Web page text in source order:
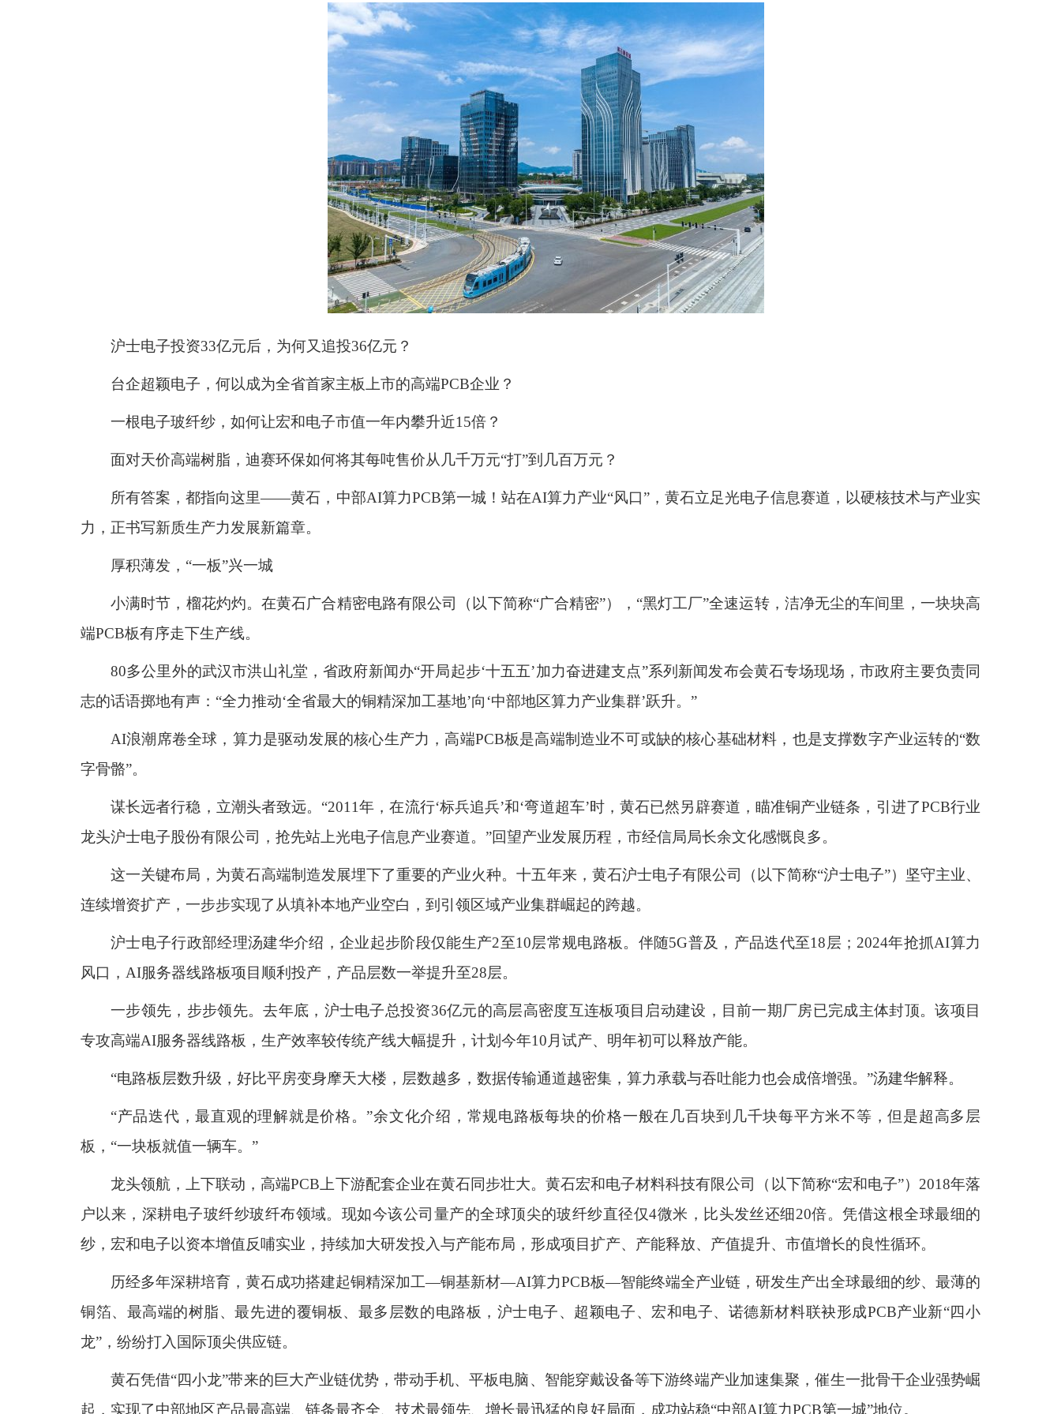
沪士电子投资33亿元后，为何又追投36亿元？
台企超颖电子，何以成为全省首家主板上市的高端PCB企业？
一根电子玻纤纱，如何让宏和电子市值一年内攀升近15倍？
面对天价高端树脂，迪赛环保如何将其每吨售价从几千万元“打”到几百万元？
所有答案，都指向这里——黄石，中部AI算力PCB第一城！站在AI算力产业“风口”，黄石立足光电子信息赛道，以硬核技术与产业实
力，正书写新质生产力发展新篇章。
厚积薄发，“一板”兴一城
小满时节，榴花灼灼。在黄石广合精密电路有限公司（以下简称“广合精密”），“黑灯工厂”全速运转，洁净无尘的车间里，一块块高
端PCB板有序走下生产线。
80多公里外的武汉市洪山礼堂，省政府新闻办“开局起步‘十五五’加力奋进建支点”系列新闻发布会黄石专场现场，市政府主要负责同
志的话语掷地有声：“全力推动‘全省最大的铜精深加工基地’向‘中部地区算力产业集群’跃升。”
AI浪潮席卷全球，算力是驱动发展的核心生产力，高端PCB板是高端制造业不可或缺的核心基础材料，也是支撑数字产业运转的“数
字骨骼”。
谋长远者行稳，立潮头者致远。“2011年，在流行‘标兵追兵’和‘弯道超车’时，黄石已然另辟赛道，瞄准铜产业链条，引进了PCB行业
龙头沪士电子股份有限公司，抢先站上光电子信息产业赛道。”回望产业发展历程，市经信局局长余文化感慨良多。
这一关键布局，为黄石高端制造发展埋下了重要的产业火种。十五年来，黄石沪士电子有限公司（以下简称“沪士电子”）坚守主业、
连续增资扩产，一步步实现了从填补本地产业空白，到引领区域产业集群崛起的跨越。
沪士电子行政部经理汤建华介绍，企业起步阶段仅能生产2至10层常规电路板。伴随5G普及，产品迭代至18层；2024年抢抓AI算力
风口，AI服务器线路板项目顺利投产，产品层数一举提升至28层。
一步领先，步步领先。去年底，沪士电子总投资36亿元的高层高密度互连板项目启动建设，目前一期厂房已完成主体封顶。该项目
专攻高端AI服务器线路板，生产效率较传统产线大幅提升，计划今年10月试产、明年初可以释放产能。
“电路板层数升级，好比平房变身摩天大楼，层数越多，数据传输通道越密集，算力承载与吞吐能力也会成倍增强。”汤建华解释。
“产品迭代，最直观的理解就是价格。”余文化介绍，常规电路板每块的价格一般在几百块到几千块每平方米不等，但是超高多层
板，“一块板就值一辆车。”
龙头领航，上下联动，高端PCB上下游配套企业在黄石同步壮大。黄石宏和电子材料科技有限公司（以下简称“宏和电子”）2018年落
户以来，深耕电子玻纤纱玻纤布领域。现如今该公司量产的全球顶尖的玻纤纱直径仅4微米，比头发丝还细20倍。凭借这根全球最细的
纱，宏和电子以资本增值反哺实业，持续加大研发投入与产能布局，形成项目扩产、产能释放、产值提升、市值增长的良性循环。
历经多年深耕培育，黄石成功搭建起铜精深加工—铜基新材—AI算力PCB板—智能终端全产业链，研发生产出全球最细的纱、最薄的
铜箔、最高端的树脂、最先进的覆铜板、最多层数的电路板，沪士电子、超颖电子、宏和电子、诺德新材料联袂形成PCB产业新“四小
龙”，纷纷打入国际顶尖供应链。
黄石凭借“四小龙”带来的巨大产业链优势，带动手机、平板电脑、智能穿戴设备等下游终端产业加速集聚，催生一批骨干企业强势崛
起，实现了中部地区产品最高端、链条最齐全、技术最领先、增长最迅猛的良好局面，成功站稳“中部AI算力PCB第一城”地位。